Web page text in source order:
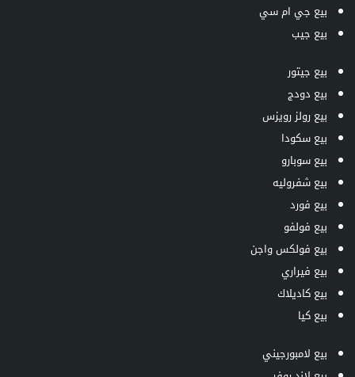
بيع جي ام سي
بيع جيب
بيع جيتور
بيع دودج
بيع رولز رويزس
بيع سكودا
بيع سوبارو
بيع شفروليه
بيع فورد
بيع فولفو
بيع فولكس واجن
بيع فيراري
بيع كاديلاك
بيع كيا
بيع لامبورجيني